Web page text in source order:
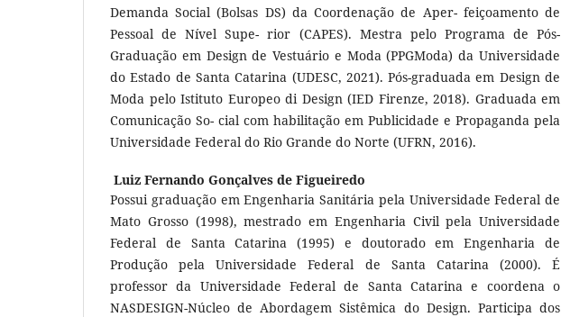
Demanda Social (Bolsas DS) da Coordenação de Aper- feiçoamento de
Pessoal de Nível Supe- rior (CAPES). Mestra pelo Programa de Pós-
Graduação em Design de Vestuário e Moda (PPGModa) da Universidade
do Estado de Santa Catarina (UDESC, 2021). Pós-graduada em Design de
Moda pelo Istituto Europeo di Design (IED Firenze, 2018). Graduada em
Comunicação So- cial com habilitação em Publicidade e Propaganda pela
Universidade Federal do Rio Grande do Norte (UFRN, 2016).
Luiz Fernando Gonçalves de Figueiredo
Possui graduação em Engenharia Sanitária pela Universidade Federal de
Mato Grosso (1998), mestrado em Engenharia Civil pela Universidade
Federal de Santa Catarina (1995) e doutorado em Engenharia de
Produção pela Universidade Federal de Santa Catarina (2000). É
professor da Universidade Federal de Santa Catarina e coordena o
NASDESIGN-Núcleo de Abordagem Sistêmica do Design. Participa dos